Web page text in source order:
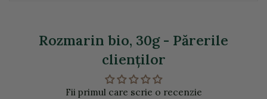
Rozmarin bio, 30g - Părerile
clienţilor
Fii primul care scrie o recenzie